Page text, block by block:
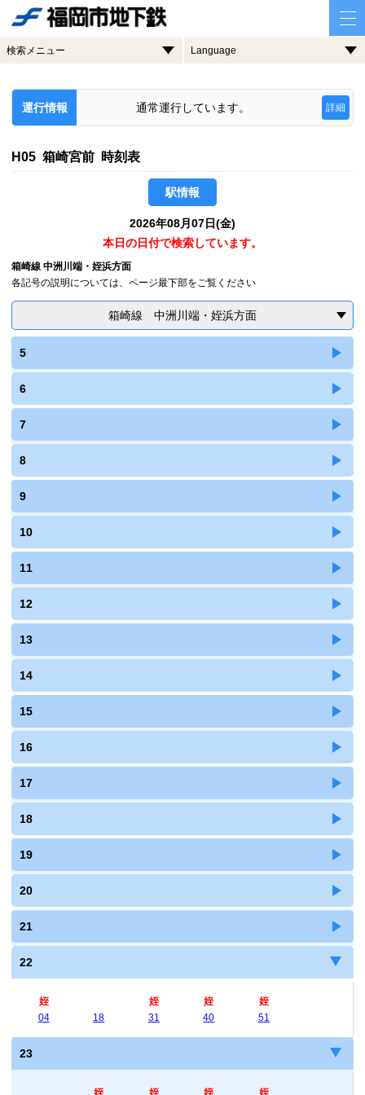
検索メニュー Language
運行情報 通常運行しています。 詳細
H05 箱崎宮前 時刻表
駅情報
2026年08月07日(金)
本日の日付で検索しています。
箱崎線 中洲川端・姪浜方面
各記号の説明については、ページ最下部をご覧ください
箱崎線 中洲川端・姪浜方面
5
6
7
8
9
10
11
12
13
14
15
16
17
18
19
20
21
22
姪
04
18
姪
31
姪
40
姪
51
23
姪 姪 姪 姪